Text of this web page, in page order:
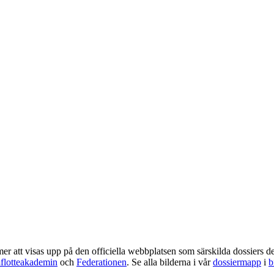
att visas upp på den officiella webbplatsen som särskilda dossiers
och Federationen. Se alla bilderna i vårdossiermapp i